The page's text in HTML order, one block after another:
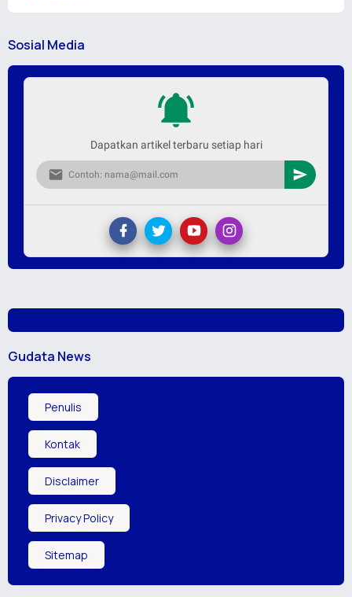
Sosial Media
Dapatkan artikel terbaru setiap hari
Gudata News
Penulis
Kontak
Disclaimer
Privacy Policy
Sitemap